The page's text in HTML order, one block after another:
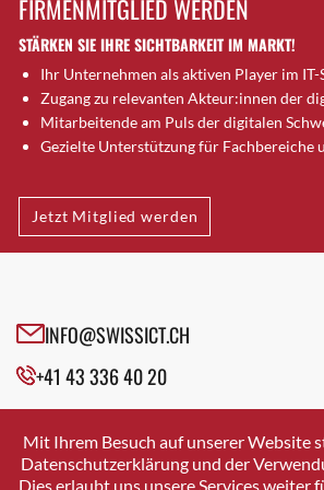
Brugg AG
Brütten
Bubendorf
Bubikon
Buchs (SG)
Bäretswil
Bülach
Cazis
Crissier
Davos Platz
Dierikon
Dietikon
FIRMENMITGLIED WERDEN
STÄRKEN SIE IHRE SICHTBARKEIT IM MARKT!
Ihr Unternehmen als aktiven Player im IT-
Zugang zu relevanten Akteur:innen der
Mitarbeitende am Puls der digitalen
Gezielte Unterstützung für Fachbereiche
Jetzt Mitglied werden
INFO@SWISSICT.CH
+41 43 336 40 20
SWISSICT
VULKANSTRASSE 120
8048 ZURICH
Mit Ihrem Besuch auf unserer Website
Datenschutzerklärung und der
Dies erlaubt uns unsere Services weiter